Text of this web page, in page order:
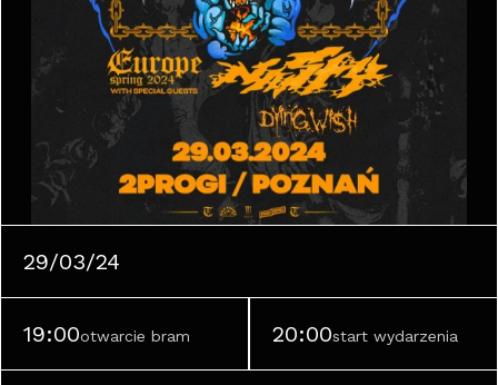
29/03/24
19:00otwarcie bram 20:00start wydarzenia